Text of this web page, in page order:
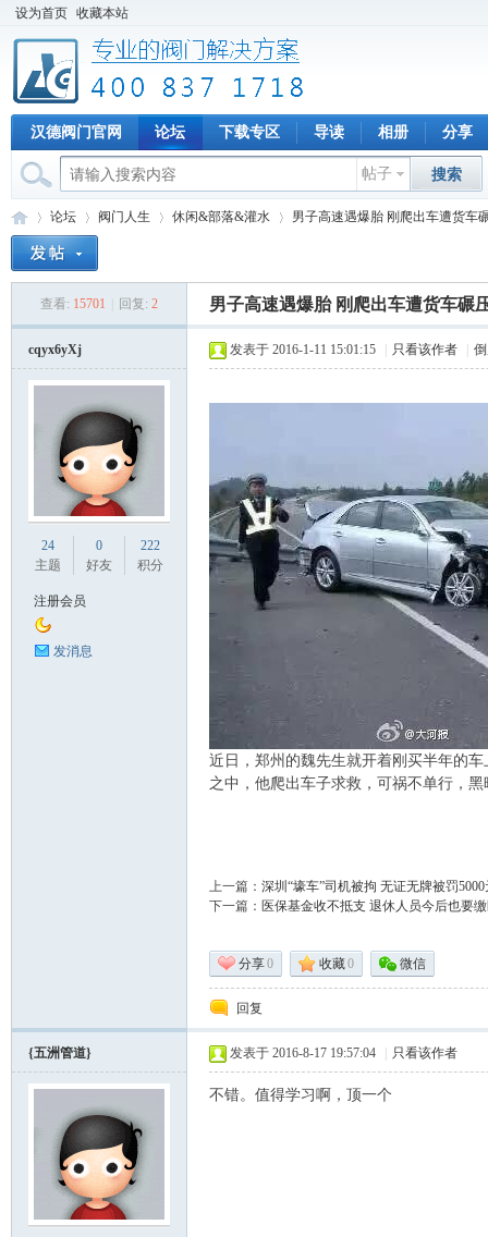
设为首页 收藏本站
汉德阀门官网 论坛 下载专区 导读 相册 分享
帖子 搜索
论坛
›
阀门人生
›
休闲&部落&灌水
›
男子高速遇爆胎 刚爬出车遭货车
查看: 15701 回复: 2 男子高速遇爆胎 刚爬出车遭货车碾
cqyx6yXj
24
主题
0
好友
222
积分
注册会员
发消息
发表于 2016-1-11 15:01:15 只看该作者
近日，郑州的魏先生就开着刚买半年的
之中，他爬出车子求救，可祸不单行，
上一篇： 深圳“壕车”司机被拘 无证无牌被罚5000
下一篇： 医保基金收不抵支 退休人员今后也要
分享0 收藏0 微信
回复
{五洲管道} 发表于 2016-8-17 19:57:04 只看该作者
不错。值得学习啊，顶一个